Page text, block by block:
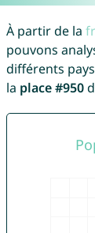
À partir de la
pouvons
différents
la place #950